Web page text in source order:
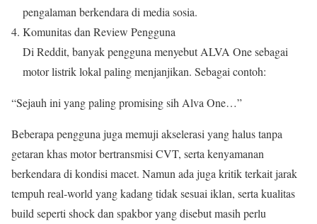
pengalaman berkendara di media sosia.
Komunitas dan Review Pengguna
Di Reddit, banyak pengguna menyebut ALVA One sebagai
motor listrik lokal paling menjanjikan. Sebagai contoh:
“Sejauh ini yang paling promising sih Alva One…”
Beberapa pengguna juga memuji akselerasi yang halus tanpa
getaran khas motor bertransmisi CVT, serta kenyamanan
berkendara di kondisi macet. Namun ada juga kritik terkait jarak
tempuh real‑world yang kadang tidak sesuai iklan, serta kualitas
build seperti shock dan spakbor yang disebut masih perlu